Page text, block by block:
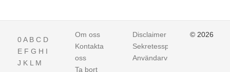
0A B C D
E F G H I
J K L M
Om oss
Kontakta
oss
Ta bort
Disclaimer
Sekretesspolicy
Användarvillkor
© 2026